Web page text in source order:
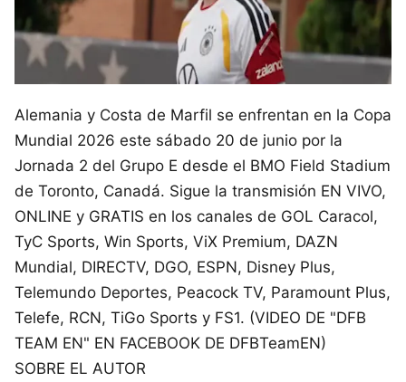
Alemania y Costa de Marfil se enfrentan en la Copa
Mundial 2026 este sábado 20 de junio por la
Jornada 2 del Grupo E desde el BMO Field Stadium
de Toronto, Canadá. Sigue la transmisión EN VIVO,
ONLINE y GRATIS en los canales de GOL Caracol,
TyC Sports, Win Sports, ViX Premium, DAZN
Mundial, DIRECTV, DGO, ESPN, Disney Plus,
Telemundo Deportes, Peacock TV, Paramount Plus,
Telefe, RCN, TiGo Sports y FS1. (VIDEO DE "DFB
TEAM EN" EN FACEBOOK DE DFBTeamEN)
SOBRE EL AUTOR